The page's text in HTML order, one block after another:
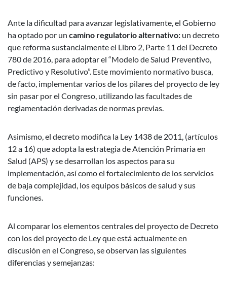
Ante la dificultad para avanzar legislativamente, el Gobierno
ha optado por un camino regulatorio alternativo: un decreto
que reforma sustancialmente el Libro 2, Parte 11 del Decreto
780 de 2016, para adoptar el “Modelo de Salud Preventivo,
Predictivo y Resolutivo”. Este movimiento normativo busca,
de facto, implementar varios de los pilares del proyecto de ley
sin pasar por el Congreso, utilizando las facultades de
reglamentación derivadas de normas previas.
Asimismo, el decreto modifica la Ley 1438 de 2011, (artículos
12 a 16) que adopta la estrategia de Atención Primaria en
Salud (APS) y se desarrollan los aspectos para su
implementación, así como el fortalecimiento de los servicios
de baja complejidad, los equipos básicos de salud y sus
funciones.
Al comparar los elementos centrales del proyecto de Decreto
con los del proyecto de Ley que está actualmente en
discusión en el Congreso, se observan las siguientes
diferencias y semejanzas: